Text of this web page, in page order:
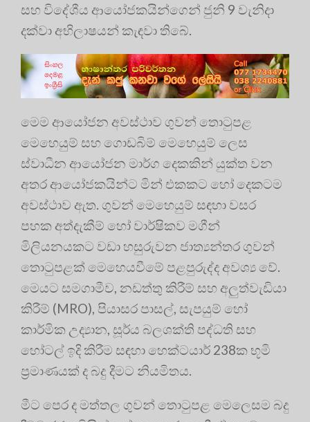
සහ විදේශීය ආයෝජකයින්ගෙන් ජුනි 9 වැනිදා
දක්වා අභිලාෂයන් කැඳවා තිබේ.
මෙම ආයෝජන අවස්ථාව ගුවන් තොටුපළ
මෙහෙයුම් සහ ගොඩබිම් මෙහෙයුම් ලෙස
ස්වාධීන ආයෝජන මාර්ග දෙකකින් යුක්ත වන
අතර ආයෝජකයින්ට මින් එකකට හෝ දෙකටම
අවස්ථාව ඇත. ගුවන් මෙහෙයුම් සඳහා වසර
පහක අත්දැකීම් හෝ වාර්ෂිකව මගීන්
මිලියනයකට වඩා හසුරුවන ජාත්‍යන්තර ගුවන්
තොටුපළක් මෙහෙයවීමේ පළපුරුද්ද අවශ්‍ය වේ.
මෙයට සමගාමීව, නඩත්තු කිරීම් සහ අලුත්වැඩියා
කිරීම් (MRO), පියාසර පාසල්, සැපයුම් හෝ
කාර්මික උද්‍යාන, සූර්ය බලශක්ති පද්ධති සහ
හෝටල් ඉදි කිරීම සඳහා හෙක්ටයාර් 238ක භූමි
ප්‍රමාණයක් ද බදු දීමට නියමිතය.
මීට පෙර ද මත්තල ගුවන් තොටුපළ මෙලෙසම බදු